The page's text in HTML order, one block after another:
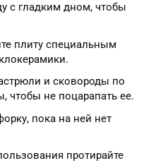
с гладким дном, чтобы
плиту специальным
и сковороды по
чтобы не поцарапать ее.
пока на ней нет
протирайте